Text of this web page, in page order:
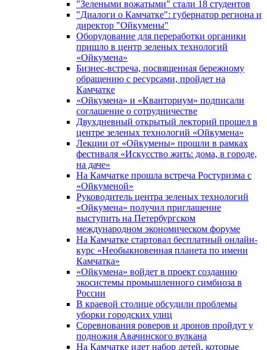
"Зелеными вожатыми" стали 18 студентов
"Диалоги о Камчатке": губернатор региона и
директор "Ойкумены"
Оборудование для переработки органики
пришло в центр зеленых технологий
«Ойкумена»
Бизнес-встреча, посвященная бережному
обращению с ресурсами, пройдет на
Камчатке
«Ойкумена» и «Кванториум» подписали
соглашение о сотрудничестве
Двухдневный открытый лекторий прошел в
центре зеленых технологий «Ойкумена»
Лекции от «Ойкумены» прошли в рамках
фестиваля «Искусство жить: дома, в городе,
на даче»
На Камчатке прошла встреча Ростуризма с
«Ойкуменой»
Руководитель центра зеленых технологий
«Ойкумена» получил приглашение
выступить на Петербургском
международном экономическом форуме
На Камчатке стартовал бесплатный онлайн-
курс «Необыкновенная планета по имени
Камчатка»
«Ойкумена» войдет в проект созданию
экосистемы промышленного симбиоза в
России
В краевой столице обсудили проблемы
уборки городских улиц
Соревнования роверов и дронов пройдут у
подножия Авачинского вулкана
На Камчатке идет набор детей, которые